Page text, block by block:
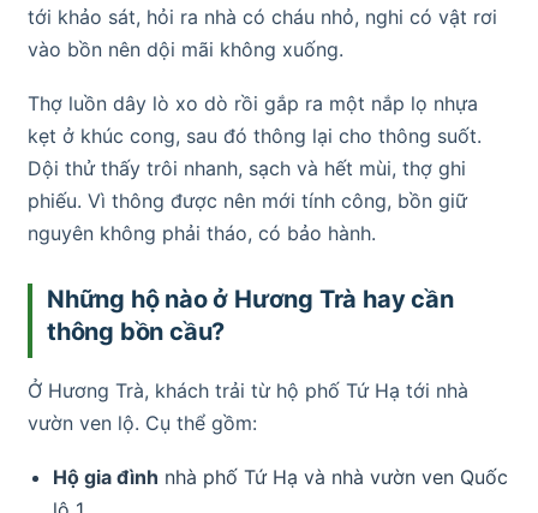
tới khảo sát, hỏi ra nhà có cháu nhỏ, nghi có vật rơi
vào bồn nên dội mãi không xuống.
Thợ luồn dây lò xo dò rồi gắp ra một nắp lọ nhựa
kẹt ở khúc cong, sau đó thông lại cho thông suốt.
Dội thử thấy trôi nhanh, sạch và hết mùi, thợ ghi
phiếu. Vì thông được nên mới tính công, bồn giữ
nguyên không phải tháo, có bảo hành.
Những hộ nào ở Hương Trà hay cần
thông bồn cầu?
Ở Hương Trà, khách trải từ hộ phố Tứ Hạ tới nhà
vườn ven lộ. Cụ thể gồm:
Hộ gia đình nhà phố Tứ Hạ và nhà vườn ven Quốc